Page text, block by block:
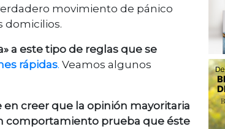
movimiento de pánico
domicilios.
a este tipo de reglas que se
rápidas. Veamos algunos
creer que la opinión mayoritaria
comportamiento prueba que éste